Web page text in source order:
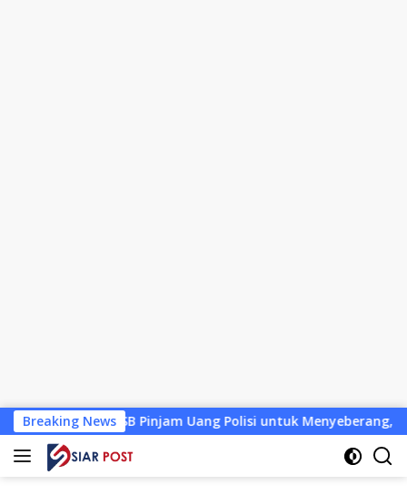
Langsung
ke
konten
Breaking News
KSB Pinjam Uang Polisi untuk Menyeberang, Asesmen